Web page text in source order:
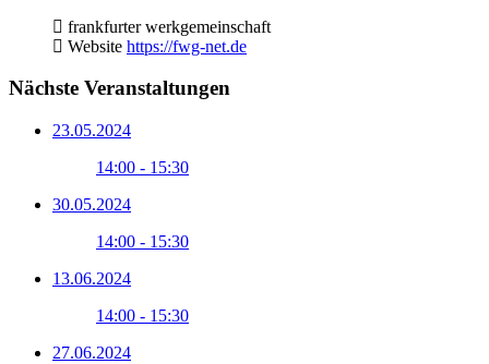
frankfurter werkgemeinschaft
Website https://fwg-net.de
Nächste Veranstaltungen
23.05.2024
14:00 - 15:30
30.05.2024
14:00 - 15:30
13.06.2024
14:00 - 15:30
27.06.2024